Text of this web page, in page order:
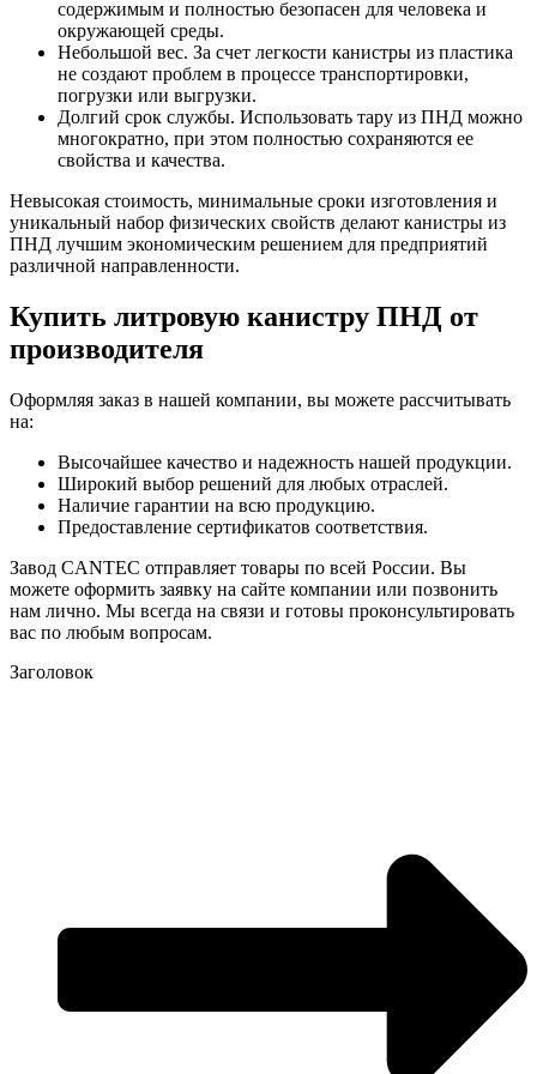
содержимым и полностью безопасен для человека и
окружающей среды.
Небольшой вес. За счет легкости канистры из пластика
не создают проблем в процессе транспортировки,
погрузки или выгрузки.
Долгий срок службы. Использовать тару из ПНД можно
многократно, при этом полностью сохраняются ее
свойства и качества.
Невысокая стоимость, минимальные сроки изготовления и
уникальный набор физических свойств делают канистры из
ПНД лучшим экономическим решением для предприятий
различной направленности.
Купить литровую канистру ПНД от
производителя
Оформляя заказ в нашей компании, вы можете рассчитывать
на:
Высочайшее качество и надежность нашей продукции.
Широкий выбор решений для любых отраслей.
Наличие гарантии на всю продукцию.
Предоставление сертификатов соответствия.
Завод CANTEC отправляет товары по всей России. Вы
можете оформить заявку на сайте компании или позвонить
нам лично. Мы всегда на связи и готовы проконсультировать
вас по любым вопросам.
Заголовок